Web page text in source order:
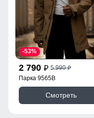
2 790 p 5 990p
-53%
Парка 9565B
Смотреть